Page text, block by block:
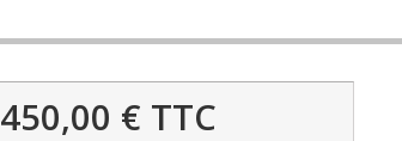
450,00 € TTC